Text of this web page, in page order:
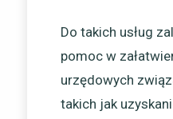
Do takich usług
pomoc w
urzędowych
takich jak